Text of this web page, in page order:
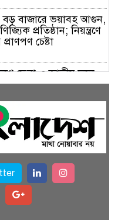
বড় বাজারে ভয়াবহ আগুন,
প্রতিষ্ঠান; নিয়ন্ত্রণে
চেষ্টা
ফেরা ও জাতীয় দলে
নেই, ইঙ্গিত ক্রীড়া
হলো বিকাশ, সহজ
পেমেন্ট
করে ‘জুলাই গণঅভ্যুত্থান
দর্শনার্থীদের ঢল